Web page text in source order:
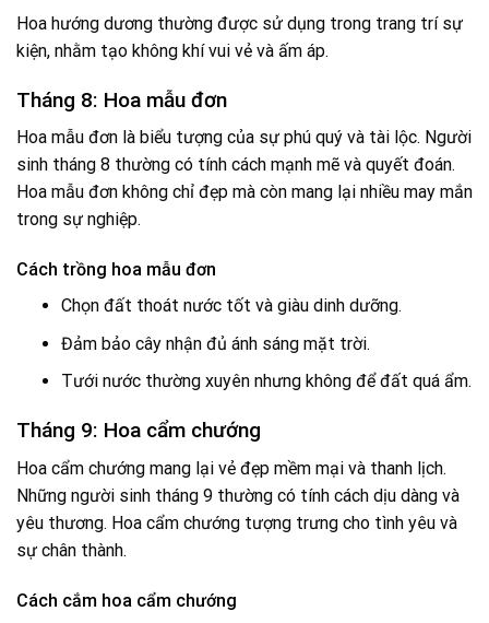
Hoa hướng dương thường được sử dụng trong trang trí sự
kiện, nhằm tạo không khí vui vẻ và ấm áp.
Tháng 8: Hoa mẫu đơn
Hoa mẫu đơn là biểu tượng của sự phú quý và tài lộc. Người
sinh tháng 8 thường có tính cách mạnh mẽ và quyết đoán.
Hoa mẫu đơn không chỉ đẹp mà còn mang lại nhiều may mắn
trong sự nghiệp.
Cách trồng hoa mẫu đơn
Chọn đất thoát nước tốt và giàu dinh dưỡng.
Đảm bảo cây nhận đủ ánh sáng mặt trời.
Tưới nước thường xuyên nhưng không để đất quá ẩm.
Tháng 9: Hoa cẩm chướng
Hoa cẩm chướng mang lại vẻ đẹp mềm mại và thanh lịch.
Những người sinh tháng 9 thường có tính cách dịu dàng và
yêu thương. Hoa cẩm chướng tượng trưng cho tình yêu và
sự chân thành.
Cách cắm hoa cẩm chướng